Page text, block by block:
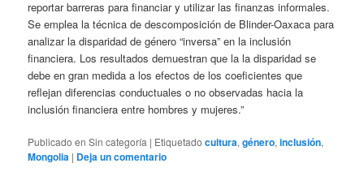
reportar barreras para financiar y utilizar las finanzas informales.
Se emplea la técnica de descomposición de Blinder-Oaxaca para
analizar la disparidad de género “inversa” en la inclusión
financiera. Los resultados demuestran que la la disparidad se
debe en gran medida a los efectos de los coeficientes que
reflejan diferencias conductuales o no observadas hacia la
inclusión financiera entre hombres y mujeres.”
Publicado en Sin categoría | Etiquetado cultura,género,inclusión,
Mongolia | Deja un comentario